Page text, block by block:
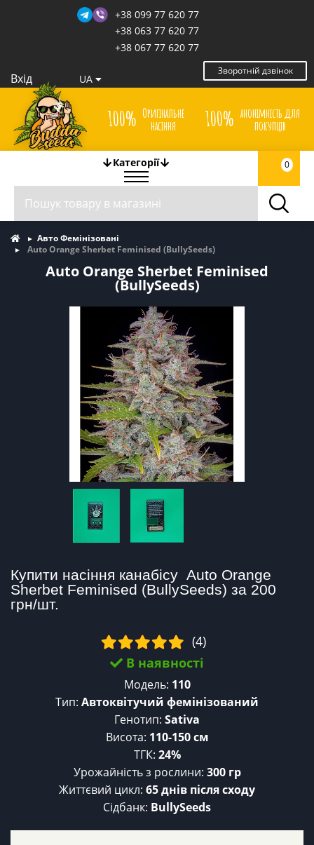
+38 099 77 620 77
+38 063 77 620 77
+38 067 77 620 77
Зворотній дзвінок
Вхід UA
100% Оригінальне
насіння
100% анонімність для
покупців
Категорії 0
Авто Фемінізовані
Auto Orange Sherbet Feminised (BullySeeds)
Auto Orange Sherbet Feminised
(BullySeeds)
Купити насіння канабісу  Auto Orange
Sherbet Feminised (BullySeeds) за 200
грн/шт.
(4)
В наявності
Модель: 110
Тип: Автоквітучий фемінізований
Генотип: Sativa
Висота: 110-150 см
ТГК: 24%
Урожайність з рослини: 300 гр
Життєвий цикл: 65 днів після сходу
Сідбанк: BullySeeds